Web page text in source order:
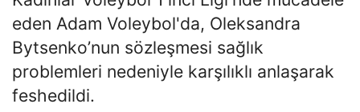
eden Adam Voleybol'da, Oleksandra
Bytsenko’nun sözleşmesi sağlık
problemleri nedeniyle karşılıklı anlaşarak
feshedildi.